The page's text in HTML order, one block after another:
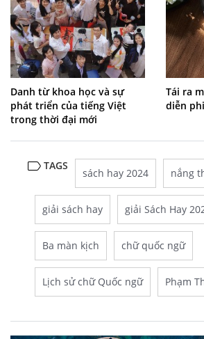
Danh từ khoa học và sự
phát triển của tiếng Việt
trong thời đại mới
Tái ra
diễn
TAGS
sách hay 2024 nắng
giải sách hay giải Sách Hay
Ba màn kịch chữ quốc ngữ
Lịch sử chữ Quốc ngữ Phạm